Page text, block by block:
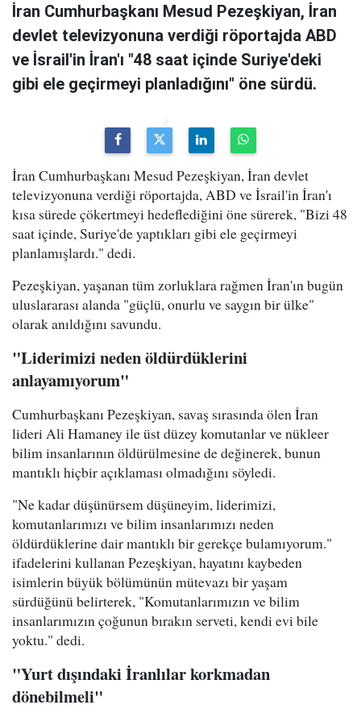
İran Cumhurbaşkanı Mesud Pezeşkiyan, İran
devlet televizyonuna verdiği röportajda ABD
ve İsrail'in İran'ı "48 saat içinde Suriye'deki
gibi ele geçirmeyi planladığını" öne sürdü.
İran Cumhurbaşkanı Mesud Pezeşkiyan, İran devlet
televizyonuna verdiği röportajda, ABD ve İsrail'in İran'ı
kısa sürede çökertmeyi hedeflediğini öne sürerek, "Bizi 48
saat içinde, Suriye'de yaptıkları gibi ele geçirmeyi
planlamışlardı." dedi.
Pezeşkiyan, yaşanan tüm zorluklara rağmen İran'ın bugün
uluslararası alanda "güçlü, onurlu ve saygın bir ülke"
olarak anıldığını savundu.
"Liderimizi neden öldürdüklerini
anlayamıyorum"
Cumhurbaşkanı Pezeşkiyan, savaş sırasında ölen İran
lideri Ali Hamaney ile üst düzey komutanlar ve nükleer
bilim insanlarının öldürülmesine de değinerek, bunun
mantıklı hiçbir açıklaması olmadığını söyledi.
"Ne kadar düşünürsem düşüneyim, liderimizi,
komutanlarımızı ve bilim insanlarımızı neden
öldürdüklerine dair mantıklı bir gerekçe bulamıyorum."
ifadelerini kullanan Pezeşkiyan, hayatını kaybeden
isimlerin büyük bölümünün mütevazı bir yaşam
sürdüğünü belirterek, "Komutanlarımızın ve bilim
insanlarımızın çoğunun bırakın serveti, kendi evi bile
yoktu." dedi.
"Yurt dışındaki İranlılar korkmadan
dönebilmeli"